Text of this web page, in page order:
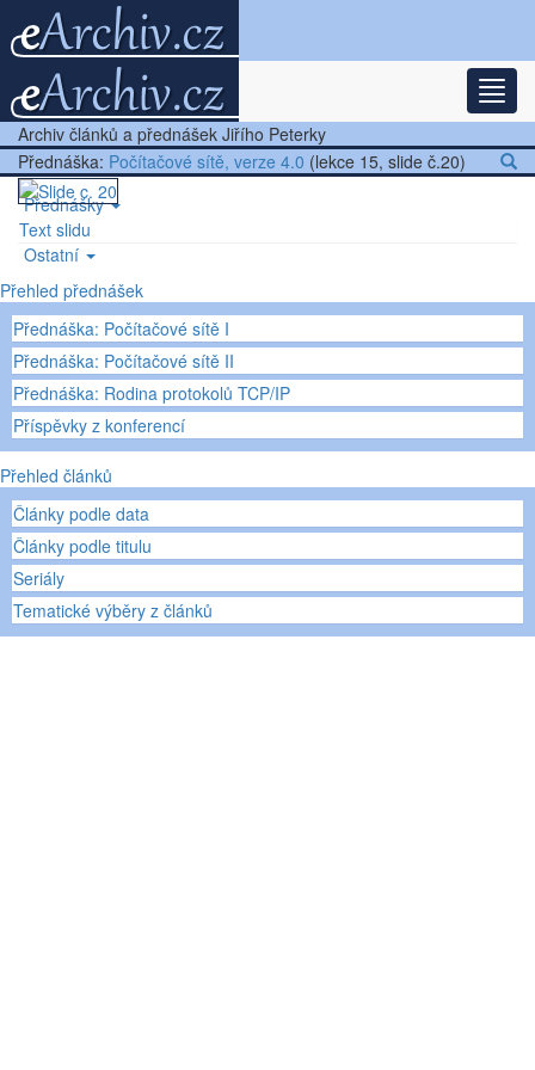
Nejnovější články
Další články
Přednášky
Ostatní
Archiv článků a přednášek Jiřího Peterky
Přednáška: Počítačové sítě, verze 4.0 (lekce 15, slide č.20)
Text slidu
Přehled přednášek
Přednáška: Počítačové sítě I
Přednáška: Počítačové sítě II
Přednáška: Rodina protokolů TCP/IP
Příspěvky z konferencí
Přehled článků
Články podle data
Články podle titulu
Seriály
Tematické výběry z článků